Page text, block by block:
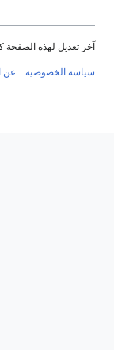
آخر تعديل لهذه الصفحة كان في 11:51, 22
سياسة الخصوصية عن